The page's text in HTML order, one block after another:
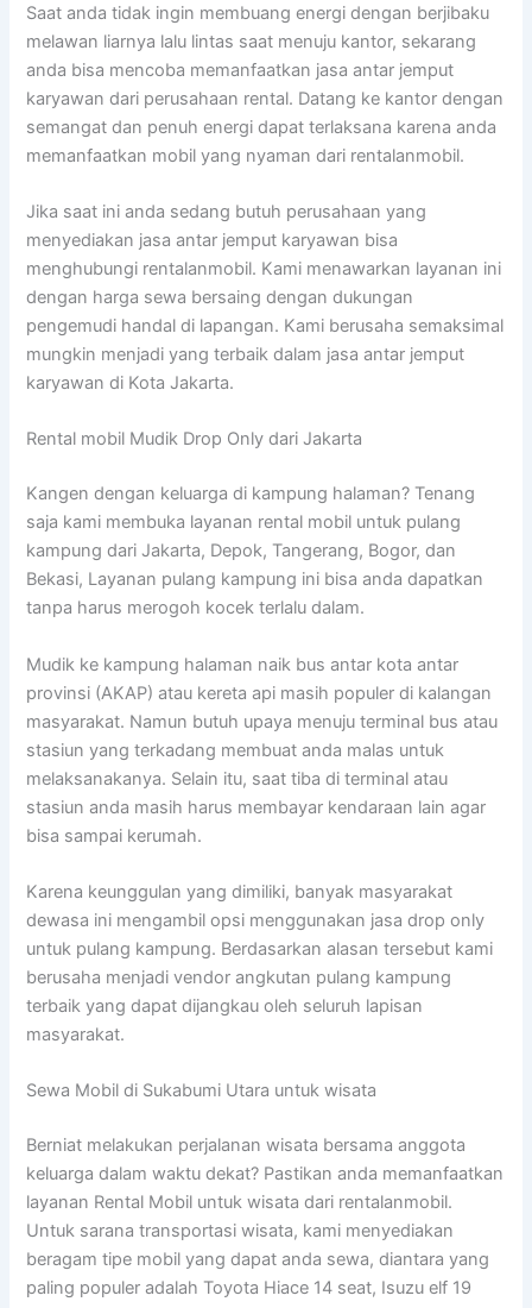
Saat anda tidak ingin membuang energi dengan berjibaku
melawan liarnya lalu lintas saat menuju kantor, sekarang
anda bisa mencoba memanfaatkan jasa antar jemput
karyawan dari perusahaan rental. Datang ke kantor dengan
semangat dan penuh energi dapat terlaksana karena anda
memanfaatkan mobil yang nyaman dari rentalanmobil.
Jika saat ini anda sedang butuh perusahaan yang
menyediakan jasa antar jemput karyawan bisa
menghubungi rentalanmobil. Kami menawarkan layanan ini
dengan harga sewa bersaing dengan dukungan
pengemudi handal di lapangan. Kami berusaha semaksimal
mungkin menjadi yang terbaik dalam jasa antar jemput
karyawan di Kota Jakarta.
Rental mobil Mudik Drop Only dari Jakarta
Kangen dengan keluarga di kampung halaman? Tenang
saja kami membuka layanan rental mobil untuk pulang
kampung dari Jakarta, Depok, Tangerang, Bogor, dan
Bekasi, Layanan pulang kampung ini bisa anda dapatkan
tanpa harus merogoh kocek terlalu dalam.
Mudik ke kampung halaman naik bus antar kota antar
provinsi (AKAP) atau kereta api masih populer di kalangan
masyarakat. Namun butuh upaya menuju terminal bus atau
stasiun yang terkadang membuat anda malas untuk
melaksanakanya. Selain itu, saat tiba di terminal atau
stasiun anda masih harus membayar kendaraan lain agar
bisa sampai kerumah.
Karena keunggulan yang dimiliki, banyak masyarakat
dewasa ini mengambil opsi menggunakan jasa drop only
untuk pulang kampung. Berdasarkan alasan tersebut kami
berusaha menjadi vendor angkutan pulang kampung
terbaik yang dapat dijangkau oleh seluruh lapisan
masyarakat.
Sewa Mobil di Sukabumi Utara untuk wisata
Berniat melakukan perjalanan wisata bersama anggota
keluarga dalam waktu dekat? Pastikan anda memanfaatkan
layanan Rental Mobil untuk wisata dari rentalanmobil.
Untuk sarana transportasi wisata, kami menyediakan
beragam tipe mobil yang dapat anda sewa, diantara yang
paling populer adalah Toyota Hiace 14 seat, Isuzu elf 19